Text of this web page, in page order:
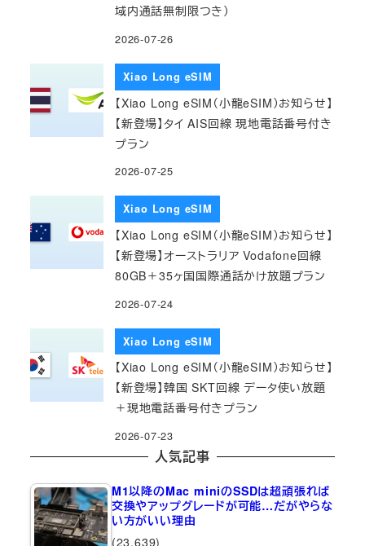
域内通話無制限つき）
2026-07-26
Xiao Long eSIM
【Xiao Long eSIM（小龍eSIM）お知らせ】
【新登場】タイ AIS回線 現地電話番号付き
プラン
2026-07-25
Xiao Long eSIM
【Xiao Long eSIM（小龍eSIM）お知らせ】
【新登場】オーストラリア Vodafone回線
80GB＋35ヶ国国際通話かけ放題プラン
2026-07-24
Xiao Long eSIM
【Xiao Long eSIM（小龍eSIM）お知らせ】
【新登場】韓国 SKT回線 データ使い放題
＋現地電話番号付きプラン
2026-07-23
人気記事
M1以降のMac miniのSSDは超頑張れば
交換やアップグレードが可能…だがやらな
い方がいい理由
(23,639)